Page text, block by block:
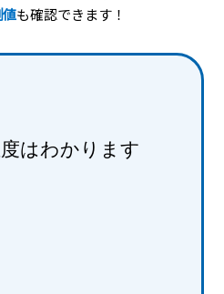
も確認できます！
はわかります